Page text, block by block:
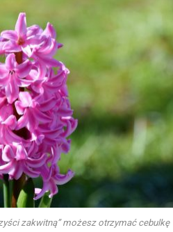
zakwitną” możesz otrzymać cebulkę